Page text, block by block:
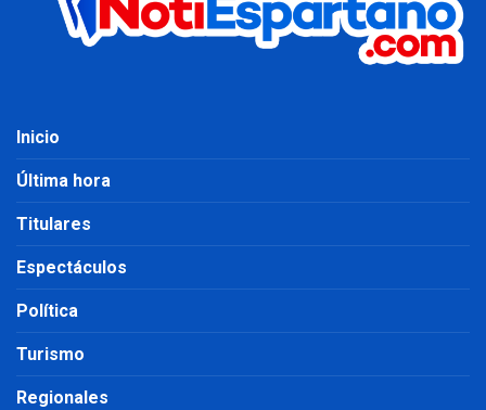
Inicio
Última hora
Titulares
Espectáculos
Política
Turismo
Regionales